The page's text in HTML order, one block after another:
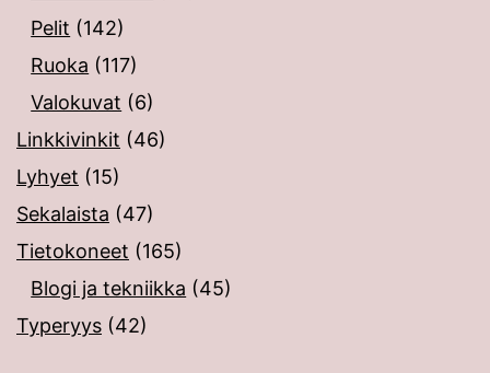
Pelit (142)
Ruoka (117)
Valokuvat (6)
Linkkivinkit (46)
Lyhyet (15)
Sekalaista (47)
Tietokoneet (165)
Blogi ja tekniikka (45)
Typeryys (42)